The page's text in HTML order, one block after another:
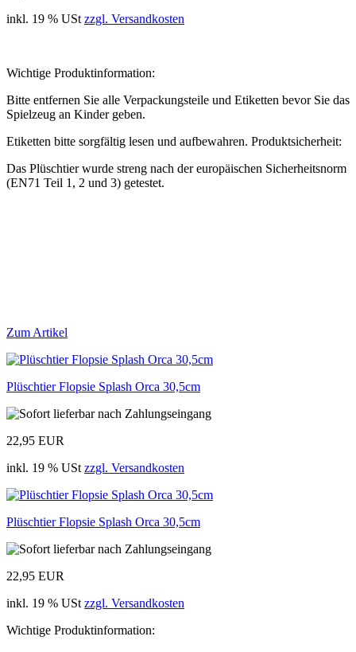
inkl. 19 % USt zzgl. Versandkosten
Wichtige Produktinformation:
Bitte entfernen Sie alle Verpackungsteile und Etiketten bevor Sie das
Spielzeug an Kinder geben.
Etiketten bitte sorgfältig lesen und aufbewahren. Produktsicherheit:
Das Plüschtier wurde streng nach der europäischen Sicherheitsnorm
(EN71 Teil 1, 2 und 3) getestet.
Zum Artikel
Plüschtier Flopsie Splash Orca 30,5cm
22,95 EUR
inkl. 19 % USt zzgl. Versandkosten
Plüschtier Flopsie Splash Orca 30,5cm
22,95 EUR
inkl. 19 % USt zzgl. Versandkosten
Wichtige Produktinformation: